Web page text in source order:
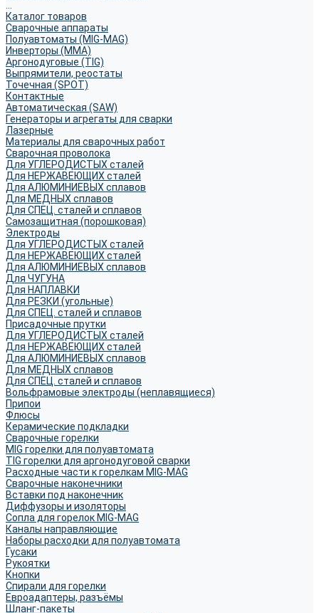
Каталог товаров
Сварочные аппараты
Полуавтоматы (MIG-MAG)
Инверторы (MMA)
Аргонодуговые (TIG)
Выпрямители, реостаты
Точечная (SPOT)
Контактные
Автоматическая (SAW)
Генераторы и агрегаты для сварки
Лазерные
Материалы для сварочных работ
Сварочная проволока
Для УГЛЕРОДИСТЫХ сталей
Для НЕРЖАВЕЮЩИХ сталей
Для АЛЮМИНИЕВЫХ сплавов
Для МЕДНЫХ сплавов
Для СПЕЦ. сталей и сплавов
Самозащитная (порошковая)
Электроды
Для УГЛЕРОДИСТЫХ сталей
Для НЕРЖАВЕЮЩИХ сталей
Для АЛЮМИНИЕВЫХ сплавов
Для ЧУГУНА
Для НАПЛАВКИ
Для РЕЗКИ (угольные)
Для СПЕЦ. сталей и сплавов
Присадочные прутки
Для УГЛЕРОДИСТЫХ сталей
Для НЕРЖАВЕЮЩИХ сталей
Для АЛЮМИНИЕВЫХ сплавов
Для МЕДНЫХ сплавов
Для СПЕЦ. сталей и сплавов
Вольфрамовые электроды (неплавящиеся)
Припои
Флюсы
Керамические подкладки
Сварочные горелки
MIG горелки для полуавтомата
TIG горелки для аргонодуговой сварки
Расходные части к горелкам MIG-MAG
Сварочные наконечники
Вставки под наконечник
Диффузоры и изоляторы
Сопла для горелок MIG-MAG
Каналы направляющие
Наборы расходки для полуавтомата
Гусаки
Рукоятки
Кнопки
Спирали для горелки
Евроадаптеры, разъёмы
Шланг-пакеты